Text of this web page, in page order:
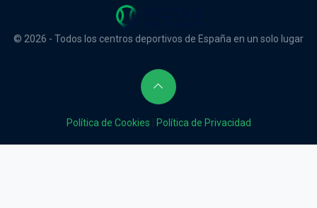
© 2026 - Todos los centros deportivos de España en un solo lugar
Política de Cookies Política de Privacidad